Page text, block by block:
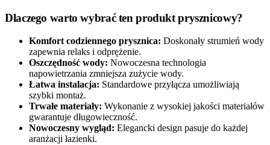
Dlaczego warto wybrać ten produkt prysznicowy?
Komfort codziennego prysznica: Doskonały strumień wody
zapewnia relaks i odprężenie.
Oszczędność wody: Nowoczesna technologia
napowietrzania zmniejsza zużycie wody.
Łatwa instalacja: Standardowe przyłącza umożliwiają
szybki montaż.
Trwałe materiały: Wykonanie z wysokiej jakości materiałów
gwarantuje długowieczność.
Nowoczesny wygląd: Elegancki design pasuje do każdej
aranżacji łazienki.